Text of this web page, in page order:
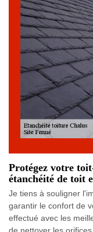
Protégez votre
étanchéité de toit
Je tiens à souligner
garantir le confort de
effectué avec les
de nettoyer les